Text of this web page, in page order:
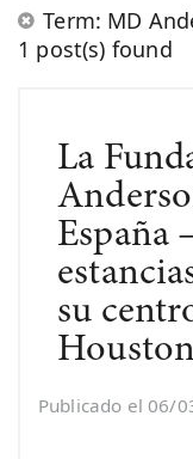
Term: MD
1 post(s) found
La
España
su
Houston
Publicado el 06/